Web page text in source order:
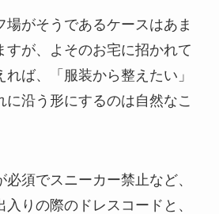
がそうであるケースはあま
すが、よそのお宅に招かれて
ば、「服装から整えたい」
に沿う形にするのは自然なこ
須でスニーカー禁止など、
りの際のドレスコードと、